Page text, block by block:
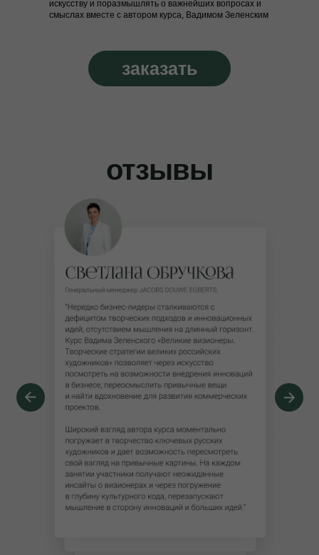
заказать
искусству и поразмышлять о важнейших вопросах и
смыслах вместе с автором курса, Вадимом Зеленским
отзывы